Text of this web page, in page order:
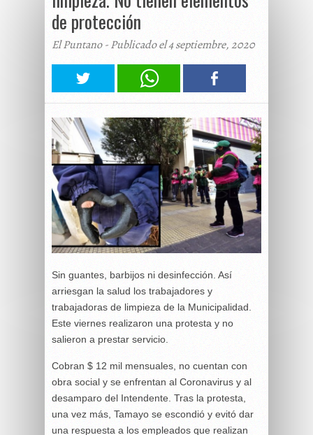
de protección
El Puntano - Publicado el 4 septiembre, 2020
Sin guantes, barbijos ni desinfección. Así
arriesgan la salud los trabajadores y
trabajadoras de limpieza de la Municipalidad.
Este viernes realizaron una protesta y no
salieron a prestar servicio.
Cobran $ 12 mil mensuales, no cuentan con
obra social y se enfrentan al Coronavirus y al
desamparo del Intendente. Tras la protesta,
una vez más, Tamayo se escondió y evitó dar
una respuesta a los empleados que realizan